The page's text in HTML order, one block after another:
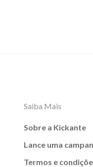
Saiba Mais
Sobre a Kickante
Lance uma
Termos e